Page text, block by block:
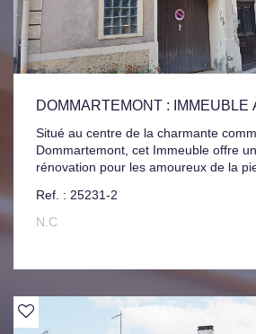
DOMMARTEMONT : IMMEUBLE
Situé au centre de la charmante
Dommartemont, cet Immeuble offre
rénovation pour les amoureux de la
nombreuses possibilités
grâce à ses combles exploitables. Le
également un garage, une terrasse,
plusieurs dépendances. Bien que
soient à prévoir, cet immeuble
environnement calme, verdoyant et bucolique.
sol totale : 431 m² Surface Habitable :
consommation énergétique excessive
Ref. : 25231-2
N.C